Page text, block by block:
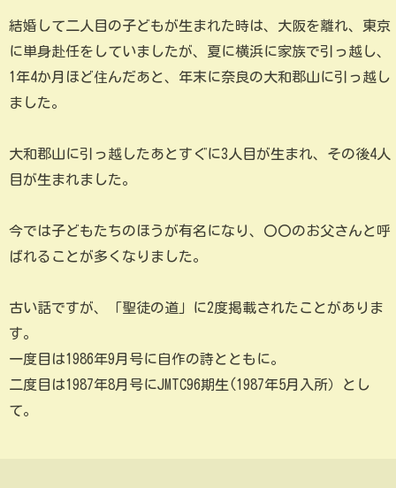
結婚して二人目の子どもが生まれた時は、大阪を離れ、東京
に単身赴任をしていましたが、夏に横浜に家族で引っ越し、
1年4か月ほど住んだあと、年末に奈良の大和郡山に引っ越し
ました。
大和郡山に引っ越したあとすぐに3人目が生まれ、その後4人
目が生まれました。
今では子どもたちのほうが有名になり、〇〇のお父さんと呼
ばれることが多くなりました。
古い話ですが、「聖徒の道」に2度掲載されたことがありま
す。
一度目は1986年9月号に自作の詩とともに。
二度目は1987年8月号にJMTC96期生(1987年5月入所）とし
て。